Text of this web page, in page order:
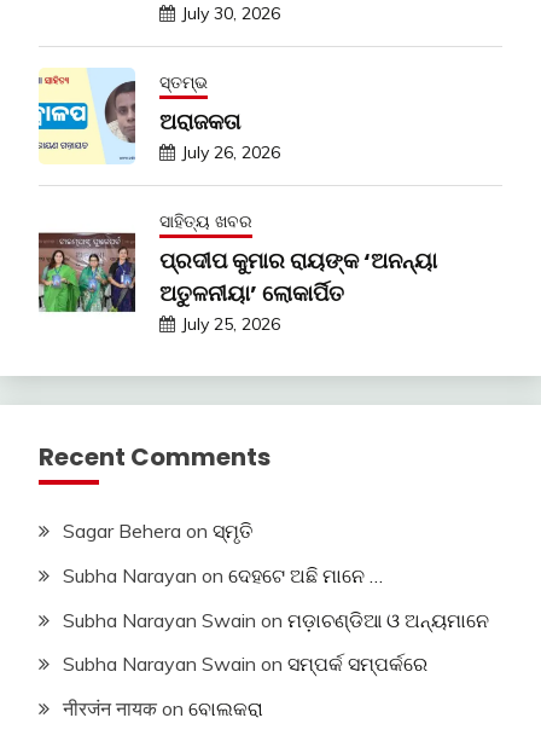
July 30, 2026
ସ୍ତମ୍ଭ
ଅରାଜକତା
July 26, 2026
ସାହିତ୍ୟ ଖବର
ପ୍ରଦୀପ କୁମାର ରାୟଙ୍କ ‘ଅନନ୍ୟା
ଅତୁଳନୀୟା’ ଲୋକାର୍ପିତ
July 25, 2026
Recent Comments
Sagar Behera on ସ୍ମୃତି
Subha Narayan on ଦେହଟେ ଅଛି ମାନେ …
Subha Narayan Swain on ମଡ଼ାଚଣ୍ଡିଆ ଓ ଅନ୍ୟମାନେ
Subha Narayan Swain on ସମ୍ପର୍କ ସମ୍ପର୍କରେ
नीरजंन नायक on ବୋଲକରା